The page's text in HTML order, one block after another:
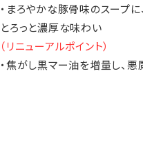
・まろやかな豚骨味のスープ
とろっと濃厚な味わい
（リニューアルポイント）
・焦がし黒マー油を増量し、